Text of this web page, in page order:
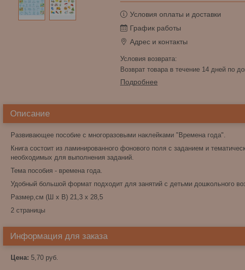
Условия оплаты и доставки
График работы
Адрес и контакты
возврат товара в течение 14 дней по
Подробнее
Описание
Развивающее пособие с многоразовыми наклейками "Времена года".
Книга состоит из ламинированного фонового поля с заданием и
необходимых для выполнения заданий.
Тема пособия - времена года.
Удобный большой формат подходит для занятий с детьми дошкольного
Размер,см (Ш х В) 21,3 х 28,5
2 страницы
Информация для заказа
Цена: 5,70 руб.